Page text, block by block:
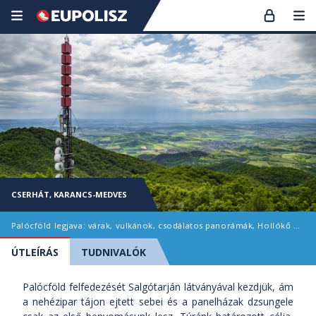
CSERHÁT, KARANCS-MEDVES
Palócföld legjava: várak, vulkánok, csodálatos panorámák, Hollókő és a Páris patak rejtelmes szurdokvölgye
ÚTLEÍRÁS TUDNIVALÓK
Palócföld felfedezését Salgótarján látványával kezdjük, ám
a nehézipar tájon ejtett sebei és a panelházak dzsungele